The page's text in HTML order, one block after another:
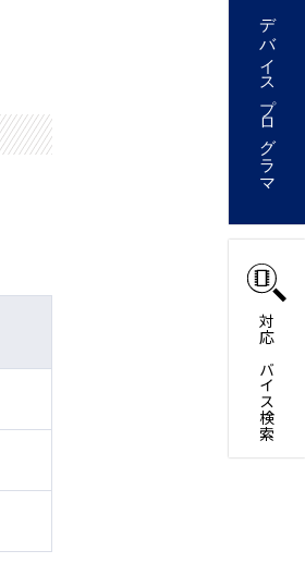
デバイスプログラマ
対応デバイス検索